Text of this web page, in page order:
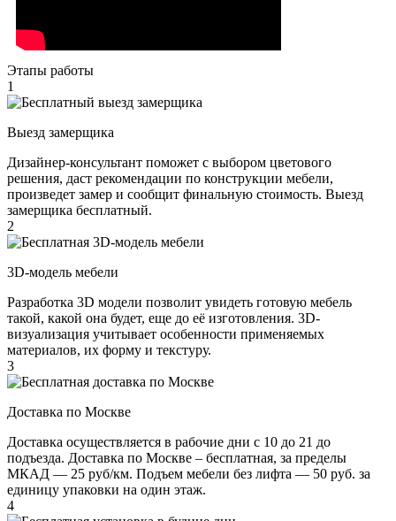
Этапы работы
1
Выезд замерщика
Дизайнер-консультант поможет с выбором цветового
решения, даст рекомендации по конструкции мебели,
произведет замер и сообщит финальную стоимость. Выезд
замерщика бесплатный.
2
3D-модель мебели
Разработка 3D модели позволит увидеть готовую мебель
такой, какой она будет, еще до её изготовления. 3D-
визуализация учитывает особенности применяемых
материалов, их форму и текстуру.
3
Доставка по Москве
Доставка осуществляется в рабочие дни с 10 до 21 до
подъезда. Доставка по Москве – бесплатная, за пределы
МКАД — 25 руб/км. Подъем мебели без лифта — 50 руб. за
единицу упаковки на один этаж.
4